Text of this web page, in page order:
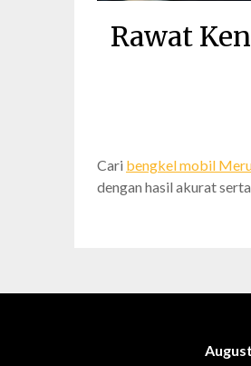
Rawat
Cari bengkel mobil
dengan hasil akurat